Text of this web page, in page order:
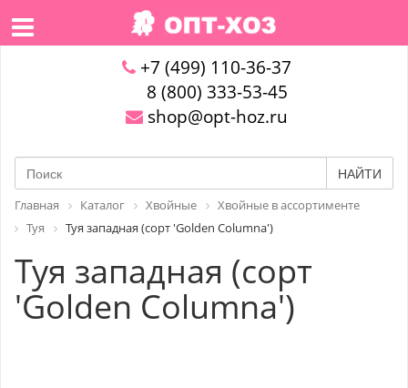
+7 (499) 110-36-37
8 (800) 333-53-45
shop@opt-hoz.ru
НАЙТИ
Главная Каталог Хвойные
Хвойные в ассортименте
Туя
Туя западная (сорт 'Golden Columna')
Туя западная (сорт
'Golden Columna')